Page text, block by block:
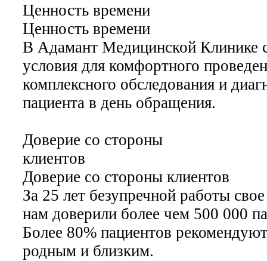
Ценность времени
Ценность времени
В Адамант Медицинской Клинике
условия для комфортного
комплексного обследования и
пациента в день обращения.
Доверие со стороны
клиентов
Доверие со стороны клиентов
За 25 лет безупречной работы
нам доверили более чем 500 000
Более 80% пациентов
родным и близким.